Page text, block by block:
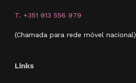
T. +351 913 556 979
(Chamada para rede móvel nacional)
Links